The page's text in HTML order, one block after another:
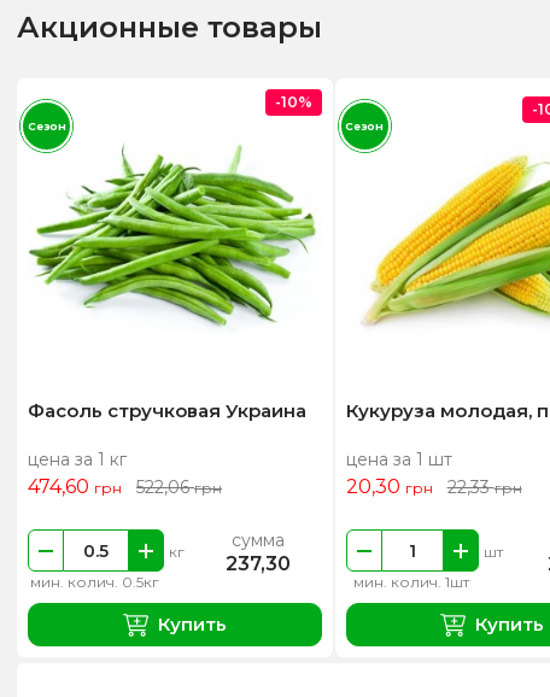
Акционные товары
Фасоль стручковая Украина
цена за 1 кг
474,60 грн 522,06грн
мин. колич. 0.5кг
кг сумма
237,30
Купить
-10%
Сезон
Кукуруза молодая,
цена за 1 шт
20,30 грн 22,33грн
мин. колич. 1шт
шт
Купить
-
Сезон